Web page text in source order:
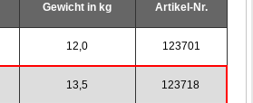
Gewicht in kg Artikel-Nr.
12,0 123701
13,5 123718